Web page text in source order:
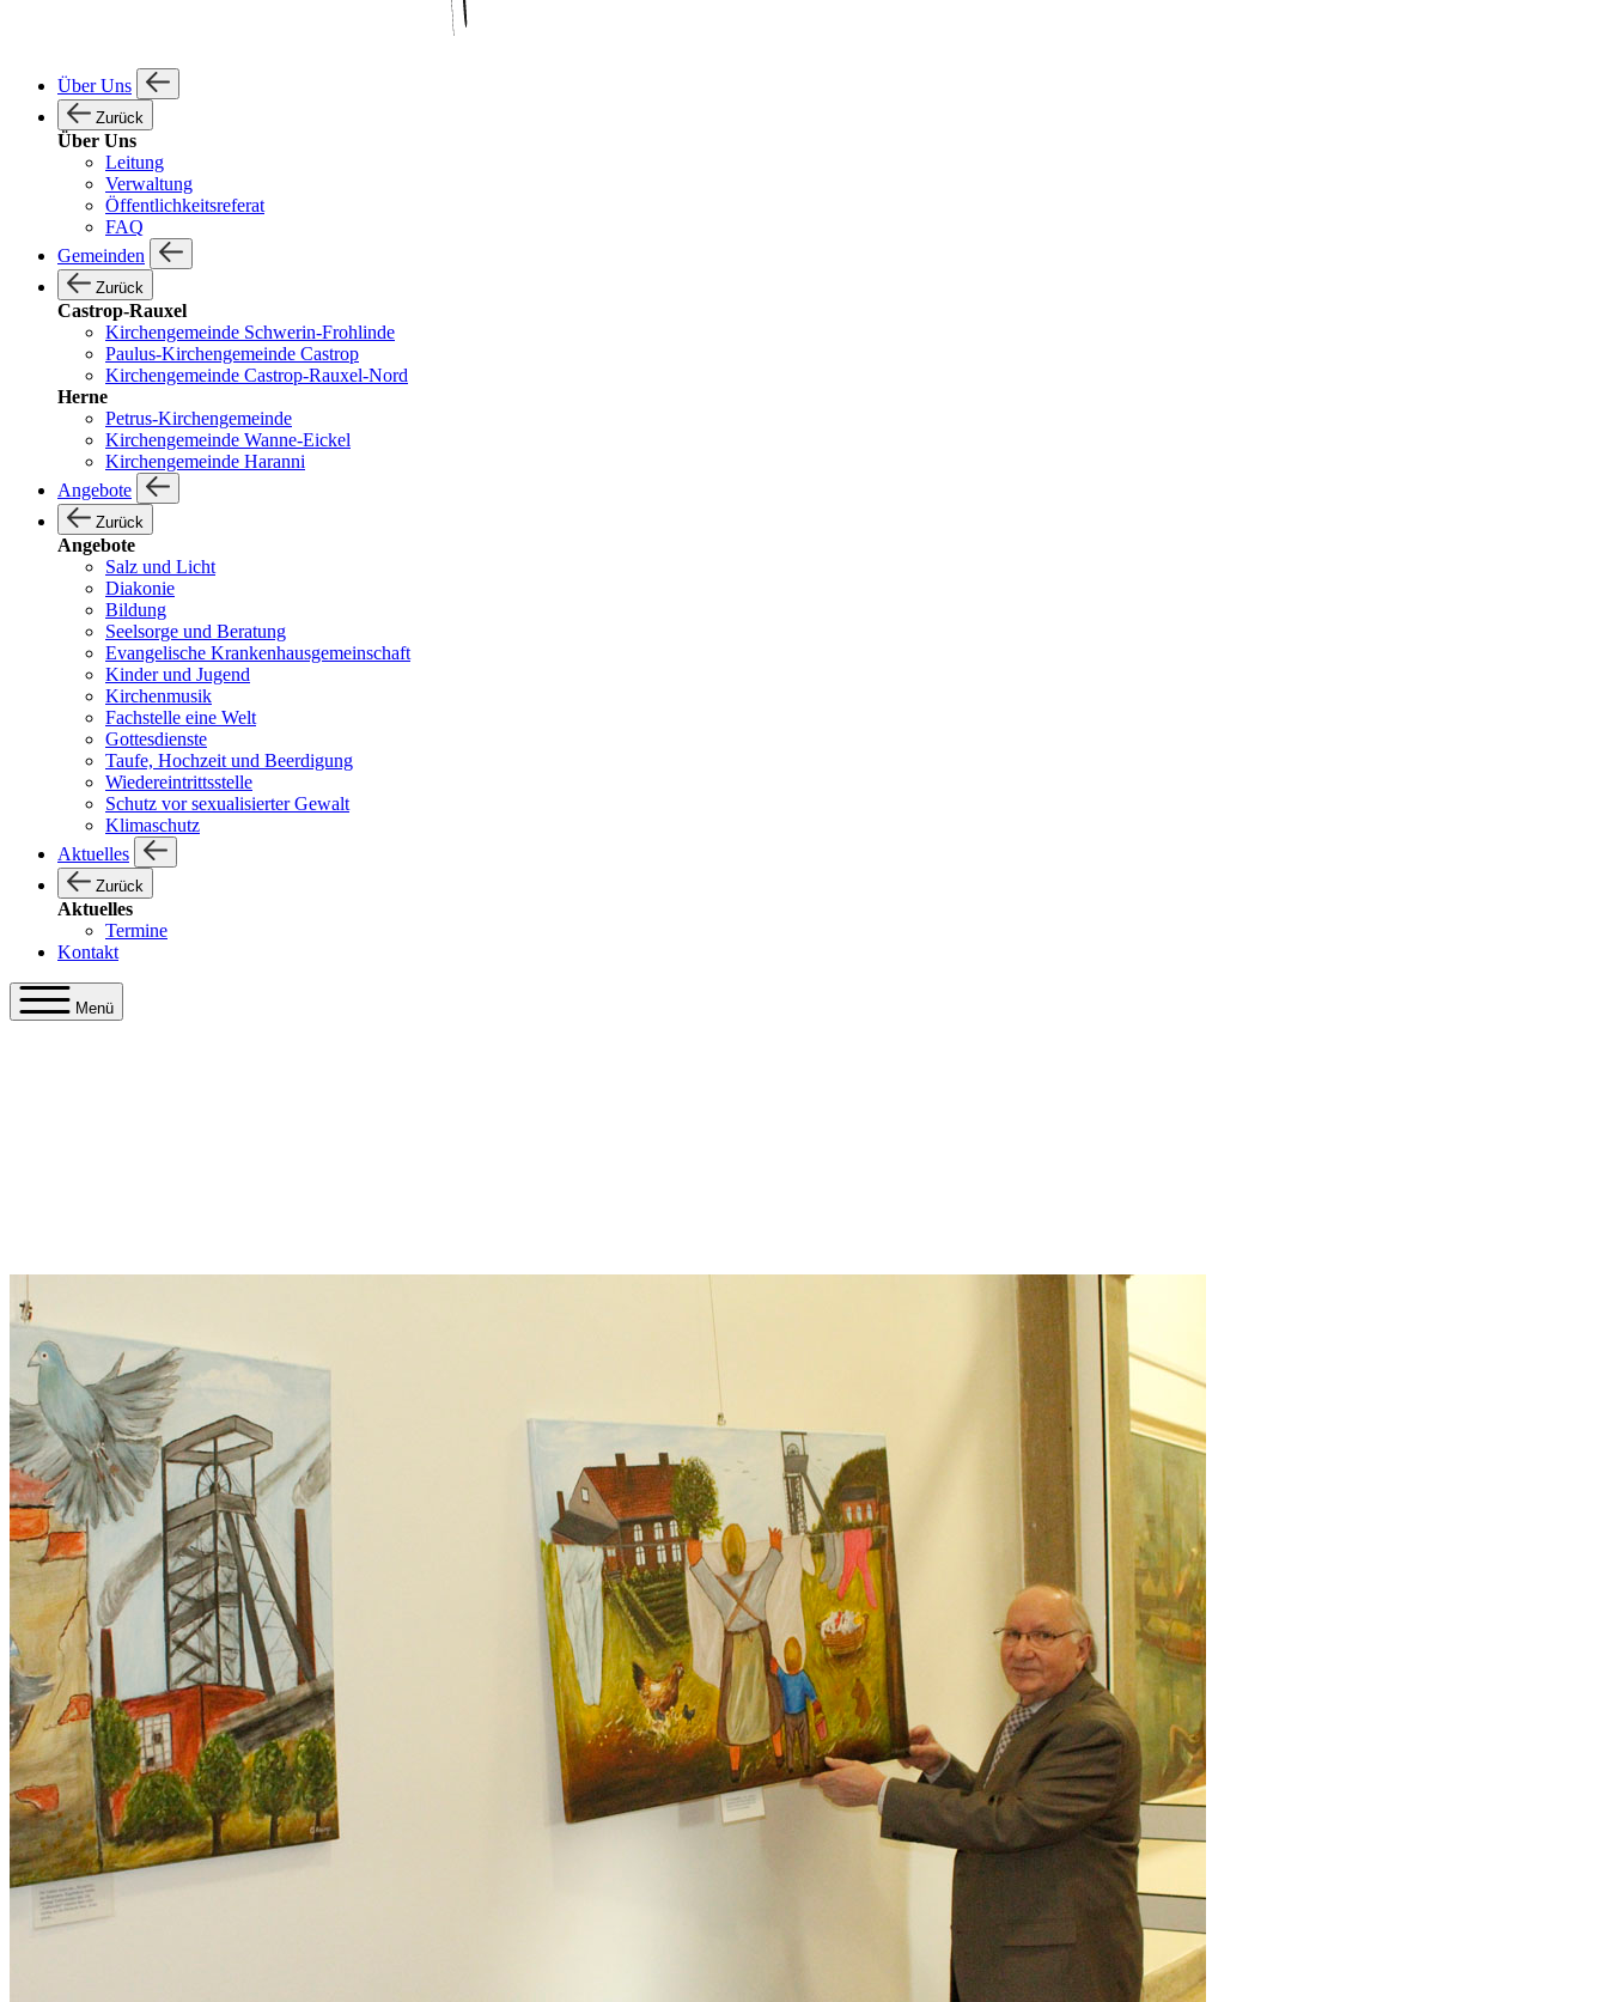
Über Uns
Zurück
Über Uns
Leitung
Verwaltung
Öffentlichkeitsreferat
FAQ
Gemeinden
Zurück
Castrop-Rauxel
Kirchengemeinde Schwerin-Frohlinde
Paulus-Kirchengemeinde Castrop
Kirchengemeinde Castrop-Rauxel-Nord
Herne
Petrus-Kirchengemeinde
Kirchengemeinde Wanne-Eickel
Kirchengemeinde Haranni
Angebote
Zurück
Angebote
Salz und Licht
Diakonie
Bildung
Seelsorge und Beratung
Evangelische Krankenhausgemeinschaft
Kinder und Jugend
Kirchenmusik
Fachstelle eine Welt
Gottesdienste
Taufe, Hochzeit und Beerdigung
Wiedereintrittsstelle
Schutz vor sexualisierter Gewalt
Klimaschutz
Aktuelles
Zurück
Aktuelles
Termine
Kontakt
Menü